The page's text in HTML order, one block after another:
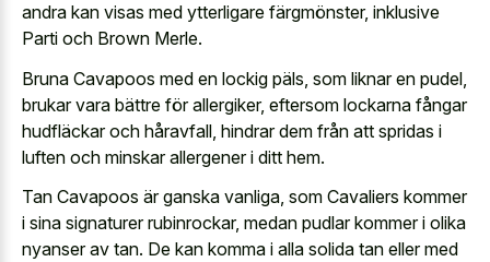
andra kan visas med ytterligare färgmönster, inklusive
Parti och Brown Merle.
Bruna Cavapoos med en lockig päls, som liknar en pudel,
brukar vara bättre för allergiker, eftersom lockarna fångar
hudfläckar och håravfall, hindrar dem från att spridas i
luften och minskar allergener i ditt hem.
Tan Cavapoos är ganska vanliga, som Cavaliers kommer
i sina signaturer rubinrockar, medan pudlar kommer i olika
nyanser av tan. De kan komma i alla solida tan eller med